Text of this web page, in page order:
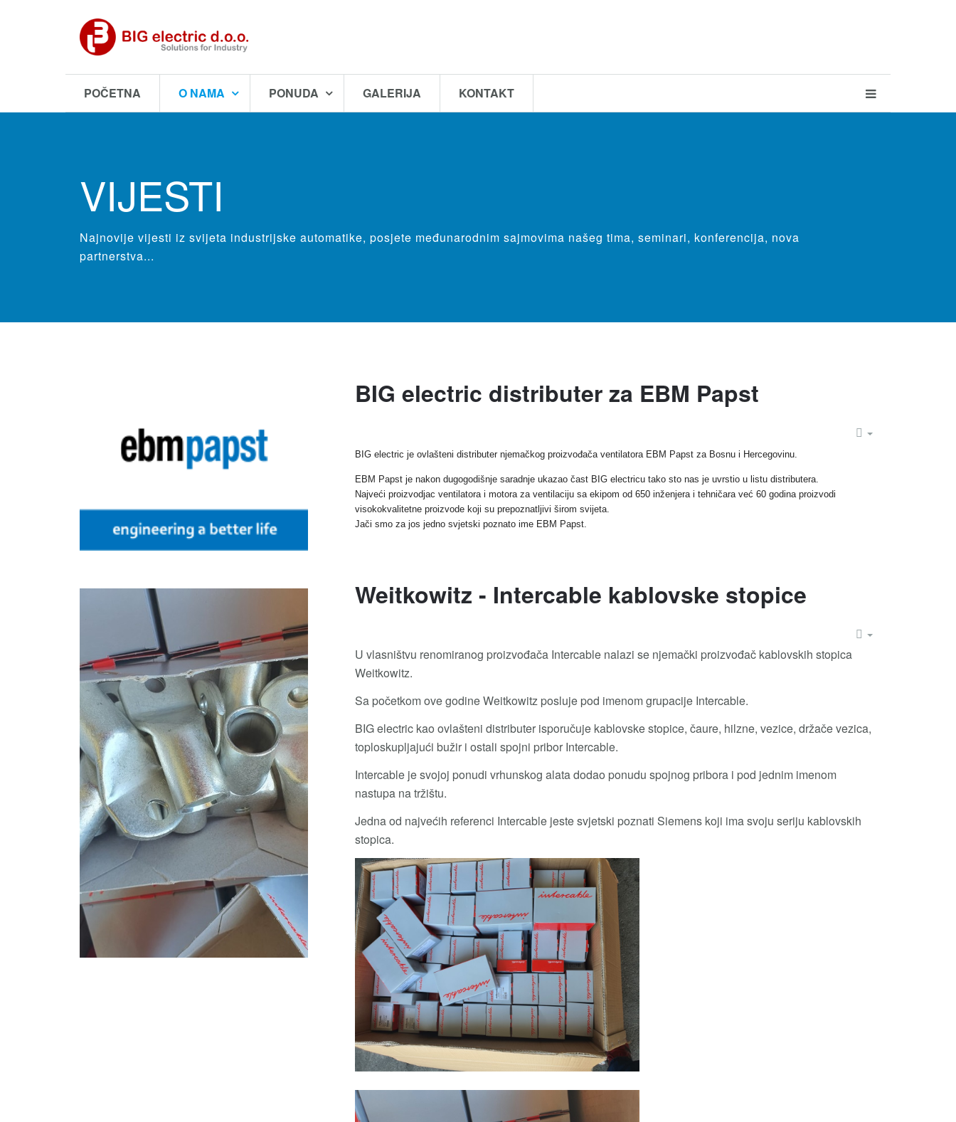
POČETNA O NAMA PONUDA GALERIJA KONTAKT
VIJESTI
Najnovije vijesti iz svijeta industrijske automatike, posjete međunarodnim sajmovima našeg tima, seminari, konferencija, nova
partnerstva...
BIG electric distributer za EBM Papst
BIG electric je ovlašteni distributer njemačkog proizvođača ventilatora EBM Papst za Bosnu i Hercegovinu.
EBM Papst je nakon dugogodišnje saradnje ukazao čast BIG electricu tako sto nas je uvrstio u listu distributera.
Najveći proizvodjac ventilatora i motora za ventilaciju sa ekipom od 650 inženjera i tehničara već 60 godina proizvodi
visokokvalitetne proizvode koji su prepoznatljivi širom svijeta.
Jači smo za jos jedno svjetski poznato ime EBM Papst.
Weitkowitz - Intercable kablovske stopice
U vlasništvu renomiranog proizvođača Intercable nalazi se njemački proizvođač kablovskih stopica
Weitkowitz.
Sa početkom ove godine Weitkowitz posluje pod imenom grupacije Intercable.
BIG electric kao ovlašteni distributer isporučuje kablovske stopice, čaure, hilzne, vezice, držače vezica,
toploskupljajući bužir i ostali spojni pribor Intercable.
Intercable je svojoj ponudi vrhunskog alata dodao ponudu spojnog pribora i pod jednim imenom
nastupa na tržištu.
Jedna od najvećih referenci Intercable jeste svjetski poznati Siemens koji ima svoju seriju kablovskih
stopica.